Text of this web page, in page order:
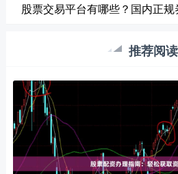
股票交易平台有哪些？国内正
推荐阅读